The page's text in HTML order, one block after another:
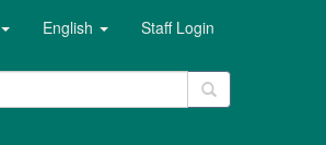
English Staff Login